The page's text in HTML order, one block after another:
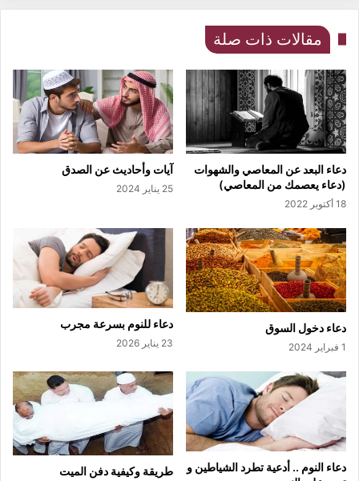
مقالات ذات صلة
دعاء البعد عن المعاصي والشهوات
(دعاء يعصمك من المعاصي)
18 أكتوبر 2022
آيات وأحاديث عن الصدق
25 يناير 2024
دعاء دخول السوق
1 فبراير 2024
دعاء للنوم بسرعة مجرب
23 يناير 2026
دعاء النوم .. أدعية تطرد الشياطين و
طريقة وكيفية دفن الميت